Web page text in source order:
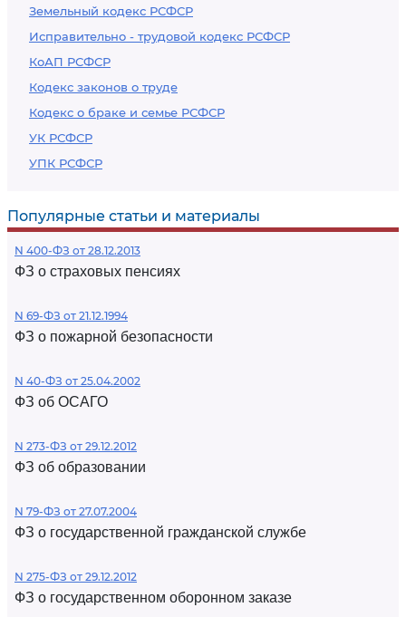
Земельный кодекс РСФСР
Исправительно - трудовой кодекс РСФСР
КоАП РСФСР
Кодекс законов о труде
Кодекс о браке и семье РСФСР
УК РСФСР
УПК РСФСР
Популярные статьи и материалы
N 400-ФЗ от 28.12.2013
ФЗ о страховых пенсиях
N 69-ФЗ от 21.12.1994
ФЗ о пожарной безопасности
N 40-ФЗ от 25.04.2002
ФЗ об ОСАГО
N 273-ФЗ от 29.12.2012
ФЗ об образовании
N 79-ФЗ от 27.07.2004
ФЗ о государственной гражданской службе
N 275-ФЗ от 29.12.2012
ФЗ о государственном оборонном заказе